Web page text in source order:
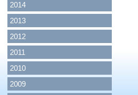
2014
2013
2012
2011
2010
2009